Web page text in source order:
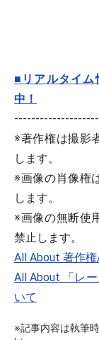
■リアルタイム
中！
※著作権は撮影
します。
※画像の肖像権
します。
※画像の無断使
禁止します。
All About 著作
All About 「レ
いて
※記事内容は執筆